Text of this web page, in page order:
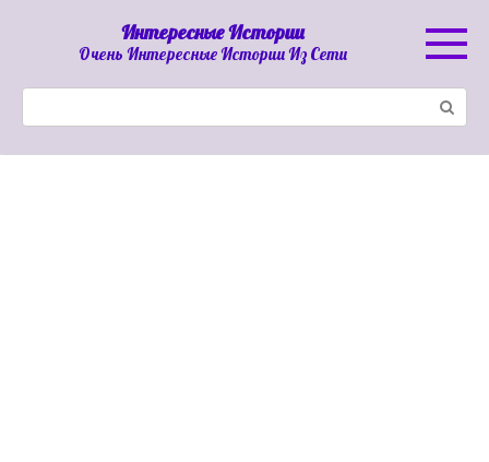
Интересные Истории
Очень Интересные Истории Из Сети